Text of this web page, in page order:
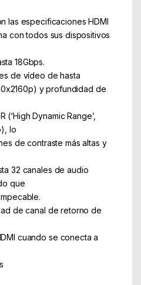
las especificaciones HDMI
con todos sus dispositivos
18Gbps.
de ví­deo de hasta
y profundidad de
(‘High Dynamic Range’,
lo
de contraste más altas y
32 canales de audio
que
de canal de retorno de
cuando se conecta a